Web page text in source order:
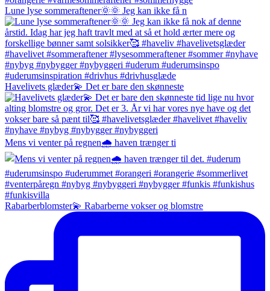
Lune lyse sommeraftener🌞🌞 Jeg kan ikke få n
Havelivets glæder💫 Det er bare den skønneste
Mens vi venter på regnen🌧️ haven trænger ti
Rabarberblomster💫 Rabarberne vokser og blomstre